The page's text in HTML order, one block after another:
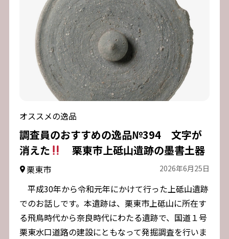
オススメの逸品
調査員のおすすめの逸品№394 文字が
消えた
栗東市上砥山遺跡の墨書土器
栗東市 2026年6月25日
平成30年から令和元年にかけて行った上砥山遺跡
でのお話しです。本遺跡は、栗東市上砥山に所在す
る飛鳥時代から奈良時代にわたる遺跡で、国道１号
栗東水口道路の建設にともなって発掘調査を行いま